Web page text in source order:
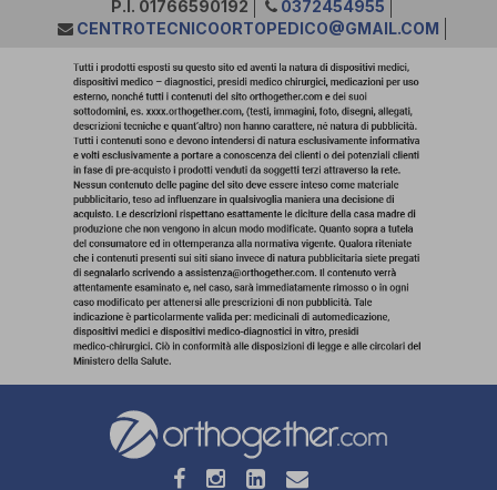
P.I. 01766590192
0372454955
CENTROTECNICOORTOPEDICO@GMAIL.COM